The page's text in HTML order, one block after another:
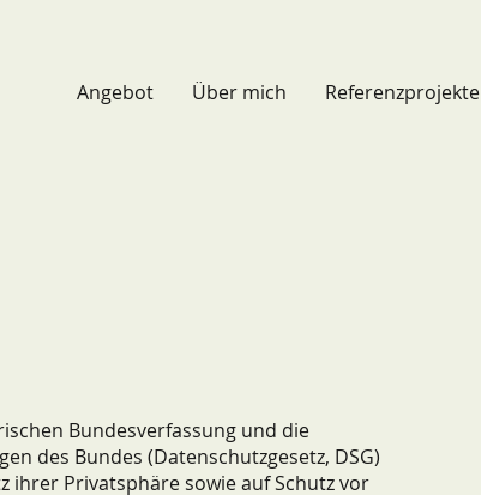
Angebot Über mich Referenzprojekte
Bundesverfassung und die
des Bundes (Datenschutzgesetz, DSG)
ihrer Privatsphäre sowie auf Schutz vor